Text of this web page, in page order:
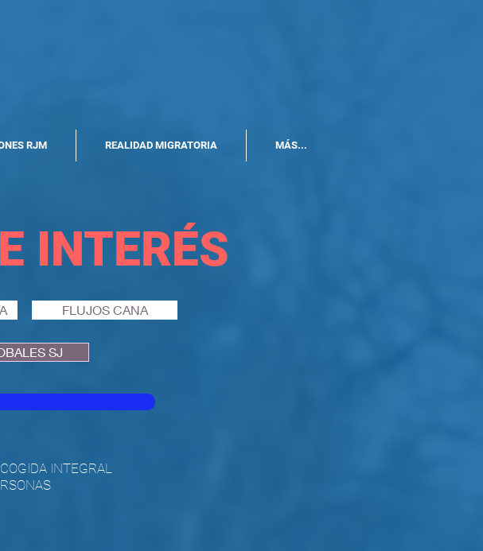
RJM REALIDAD MIGRATORIA MÁS...
INTERÉS
FLUJOS CANA
SJ
INTEGRAL